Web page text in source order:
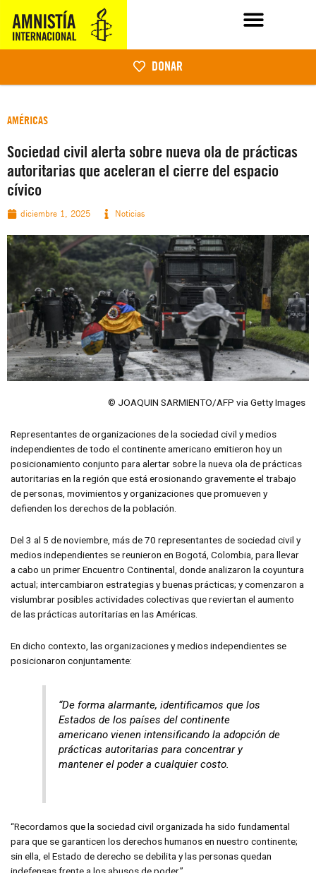
DONAR
AMÉRICAS
Sociedad civil alerta sobre nueva ola de prácticas
autoritarias que aceleran el cierre del espacio
cívico
diciembre 1, 2025 Noticias
© JOAQUIN SARMIENTO/AFP via Getty Images
Representantes de organizaciones de la sociedad civil y medios
independientes de todo el continente americano emitieron hoy un
posicionamiento conjunto para alertar sobre la nueva ola de prácticas
autoritarias en la región que está erosionando gravemente el trabajo
de personas, movimientos y organizaciones que promueven y
defienden los derechos de la población.
Del 3 al 5 de noviembre, más de 70 representantes de sociedad civil y
medios independientes se reunieron en Bogotá, Colombia, para llevar
a cabo un primer Encuentro Continental, donde analizaron la coyuntura
actual; intercambiaron estrategias y buenas prácticas; y comenzaron a
vislumbrar posibles actividades colectivas que reviertan el aumento
de las prácticas autoritarias en las Américas.
En dicho contexto, las organizaciones y medios independientes se
posicionaron conjuntamente:
“De forma alarmante, identificamos que los
Estados de los países del continente
americano vienen intensificando la adopción de
prácticas autoritarias para concentrar y
mantener el poder a cualquier costo.
“Recordamos que la sociedad civil organizada ha sido fundamental
para que se garanticen los derechos humanos en nuestro continente;
sin ella, el Estado de derecho se debilita y las personas quedan
indefensas frente a los abusos de poder.”